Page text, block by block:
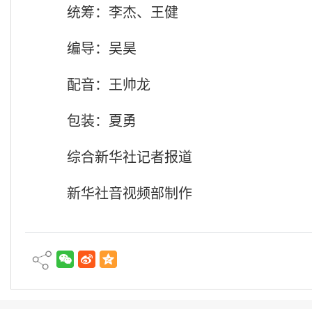
统筹：李杰、王健
编导：吴昊
配音：王帅龙
包装：夏勇
综合新华社记者报道
新华社音视频部制作